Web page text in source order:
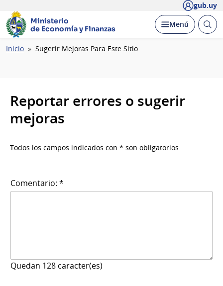
gub.uy
Ministerio
de Economía y Finanzas
Desplegar
Menú Abrir
Ruta
Inicio Sugerir Mejoras Para Este Sitio
Reportar errores o sugerir
mejoras
Todos los campos indicados con * son obligatorios
Comentario: *
Quedan 128 caracter(es)